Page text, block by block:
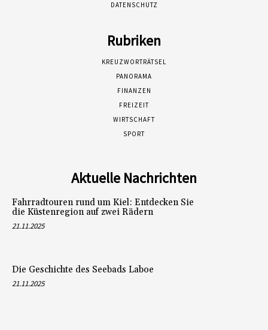
DATENSCHUTZ
Rubriken
KREUZWORTRÄTSEL
PANORAMA
FINANZEN
FREIZEIT
WIRTSCHAFT
SPORT
Aktuelle Nachrichten
Fahrradtouren rund um Kiel: Entdecken Sie
die Küstenregion auf zwei Rädern
21.11.2025
Die Geschichte des Seebads Laboe
21.11.2025